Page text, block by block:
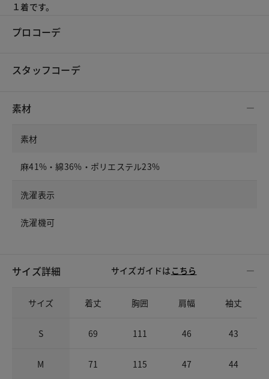
１着です。
プロコーデ
スタッフコーデ
素材
素材
麻41%・綿36%・ポリエステル23%
洗濯表示
洗濯機可
サイズ詳細 サイズガイドは こちら
サイズ 着丈 胸囲 肩幅 袖丈
S 69 111 46 43
M 71 115 47 44